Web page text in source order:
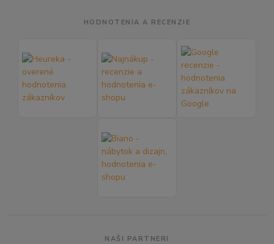
HODNOTENIA A RECENZIE
NAŠI PARTNERI